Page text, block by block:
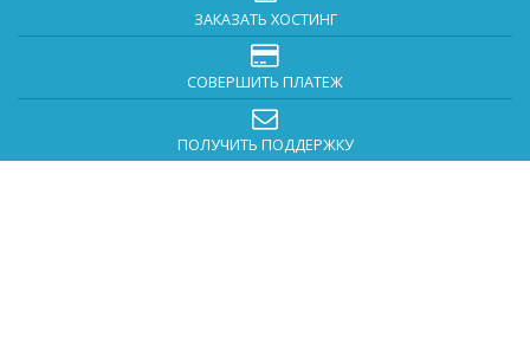
ЗАКАЗАТЬ ХОСТИНГ
СОВЕРШИТЬ ПЛАТЕЖ
ПОЛУЧИТЬ ПОДДЕРЖКУ